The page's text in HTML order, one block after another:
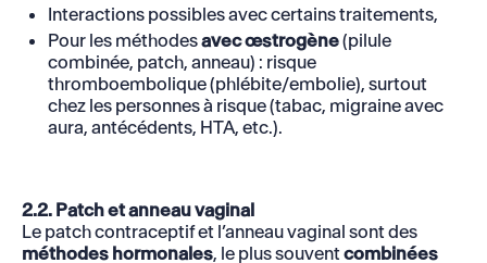
Interactions possibles avec certains traitements,
Pour les méthodesavec œstrogène(pilule
combinée, patch, anneau) : risque
thromboembolique (phlébite/embolie), surtout
chez les personnes à risque (tabac, migraine avec
aura, antécédents, HTA, etc.).
2.2. Patch et anneau vaginal
Le patch contraceptif et l’anneau vaginal sont des
méthodes hormonales, le plus souventcombinées